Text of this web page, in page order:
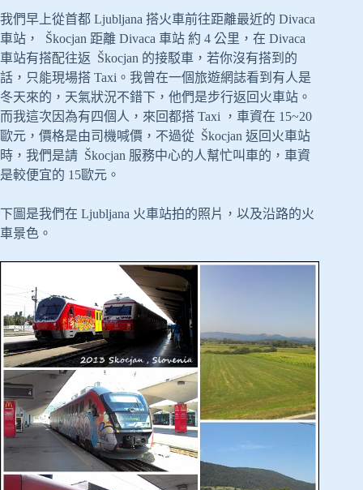
我們早上從首都 Ljubljana 搭火車前往距離最近的 Divaca
車站， Škocjan 距離 Divaca 車站 約 4 公里，在 Divaca
車站有搭配往返 Škocjan 的接駁車，若你沒有搭到的
話，只能現場搭 Taxi。我曾在一個旅遊網誌看到有人是
冬天來的，天氣狀況不錯下，他們是步行返回火車站。
而我這次因為有四個人，來回都搭 Taxi ，車資在 15~20
歐元，價格是由司機喊價，不過從 Škocjan 返回火車站
時，我們是請 Škocjan 服務中心的人幫忙叫車的，車資
是較便宜的 15歐元。
下圖是我們在 Ljubljana 火車站拍的照片，以及沿路的火
車景色。